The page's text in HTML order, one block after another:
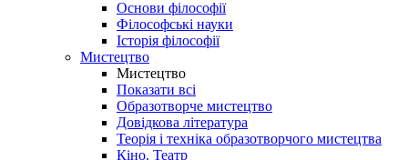
Основи філософії
Філософські науки
Історія філософії
Мистецтво
Мистецтво
Показати всі
Образотворче мистецтво
Довідкова література
Теорія і техніка образотворчого мистецтва
Кіно. Театр